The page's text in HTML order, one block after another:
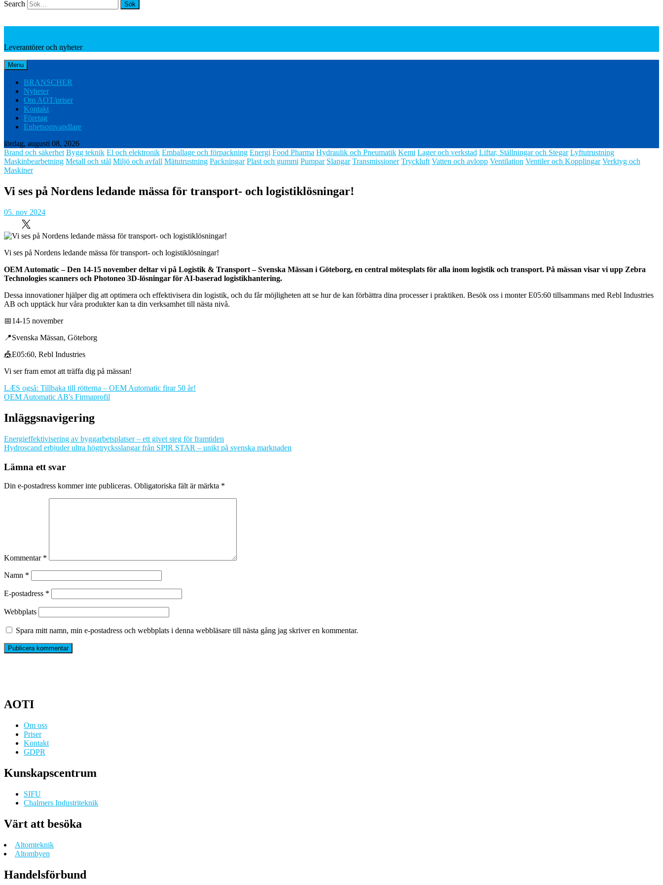
Search
Leverantörer och nyheter
Menu
BRANSCHER
Nyheter
Om AOT/priser
Kontakt
Företag
Enhetsomvandlare
lördag, augusti 08, 2026
Brand och säkerhet Bygg teknik El och elektronik Emballage och förpackning Energi Food Pharma Hydraulik och Pneumatik Kemi Lager och verkstad Liftar, Ställningar och Stegar Lyftutrustning
Maskinbearbetning Metall och stål Miljö och avfall Mätutrustning Packningar Plast och gummi Pumpar Slangar Transmissioner Tryckluft Vatten och avlopp Ventilation Ventiler och Kopplingar Verktyg och
Maskiner
Vi ses på Nordens ledande mässa för transport- och logistiklösningar!
05. nov 2024
Vi ses på Nordens ledande mässa för transport- och logistiklösningar!
OEM Automatic – Den 14-15 november deltar vi på Logistik & Transport – Svenska Mässan i Göteborg, en central mötesplats för alla inom logistik och transport. På mässan visar vi upp Zebra
Technologies scanners och Photoneo 3D-lösningar för AI-baserad logistikhantering.
Dessa innovationer hjälper dig att optimera och effektivisera din logistik, och du får möjligheten att se hur de kan förbättra dina processer i praktiken. Besök oss i monter E05:60 tillsammans med Rebl Industries
AB och upptäck hur våra produkter kan ta din verksamhet till nästa nivå.
📅14-15 november
📍Svenska Mässan, Göteborg
🎪E05:60, Rebl Industries
Vi ser fram emot att träffa dig på mässan!
LÆS også: Tillbaka till rötterna – OEM Automatic firar 50 år!
OEM Automatic AB's Firmaprofil
Inläggsnavigering
Energieffektivisering av byggarbetsplatser – ett givet steg för framtiden
Hydroscand erbjuder ultra högtrycksslangar från SPIR STAR – unikt på svenska marknaden
Lämna ett svar
Din e-postadress kommer inte publiceras. Obligatoriska fält är märkta *
Kommentar *
Namn *
E-postadress *
Webbplats
Spara mitt namn, min e-postadress och webbplats i denna webbläsare till nästa gång jag skriver en kommentar.
AOTI
Om oss
Priser
Kontakt
GDPR
Kunskapscentrum
SIFU
Chalmers Industriteknik
Värt att besöka
Altomteknik
Altombyen
Handelsförbund